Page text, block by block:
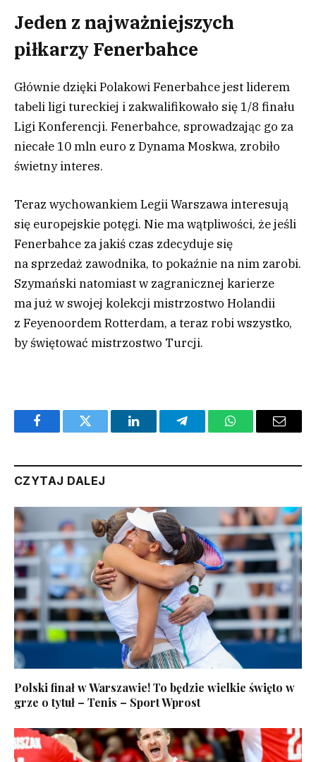
Jeden z najważniejszych
piłkarzy Fenerbahce
Głównie dzięki Polakowi Fenerbahce jest liderem
tabeli ligi tureckiej i zakwalifikowało się 1/8 finału
Ligi Konferencji. Fenerbahce, sprowadzając go za
niecałe 10 mln euro z Dynama Moskwa, zrobiło
świetny interes.
Teraz wychowankiem Legii Warszawa interesują
się europejskie potęgi. Nie ma wątpliwości, że jeśli
Fenerbahce za jakiś czas zdecyduje się
na sprzedaż zawodnika, to pokaźnie na nim zarobi.
Szymański natomiast w zagranicznej karierze
ma już w swojej kolekcji mistrzostwo Holandii
z Feyenoordem Rotterdam, a teraz robi wszystko,
by świętować mistrzostwo Turcji.
FacebookTwitter LinkedInTelegramWhatsAppEmail
CZYTAJ DALEJ
Polski finał w Warszawie! To będzie wielkie święto w
grze o tytuł – Tenis – Sport Wprost